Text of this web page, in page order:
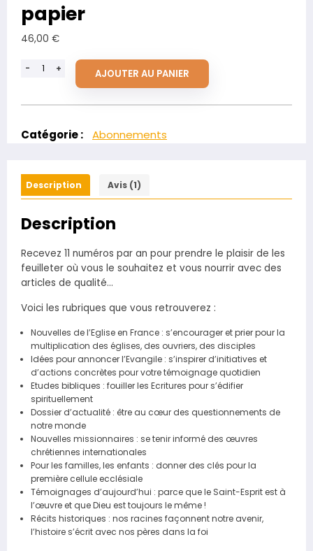
papier
46,00 €
- + AJOUTER AU PANIER
Catégorie : Abonnements
Description Avis (1)
Description
Recevez 11 numéros par an pour prendre le plaisir de les
feuilleter où vous le souhaitez et vous nourrir avec des
articles de qualité…
Voici les rubriques que vous retrouverez :
Nouvelles de l’Eglise en France : s’encourager et prier pour la
multiplication des églises, des ouvriers, des disciples
Idées pour annoncer l’Evangile : s’inspirer d’initiatives et
d’actions concrètes pour votre témoignage quotidien
Etudes bibliques : fouiller les Ecritures pour s’édifier
spirituellement
Dossier d’actualité : être au cœur des questionnements de
notre monde
Nouvelles missionnaires : se tenir informé des œuvres
chrétiennes internationales
Pour les familles, les enfants : donner des clés pour la
première cellule ecclésiale
Témoignages d’aujourd’hui : parce que le Saint-Esprit est à
l’œuvre et que Dieu est toujours le même !
Récits historiques : nos racines façonnent notre avenir,
l’histoire s’écrit avec nos pères dans la foi